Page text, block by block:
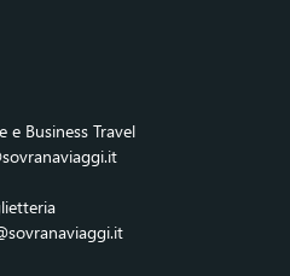
e Business Travel